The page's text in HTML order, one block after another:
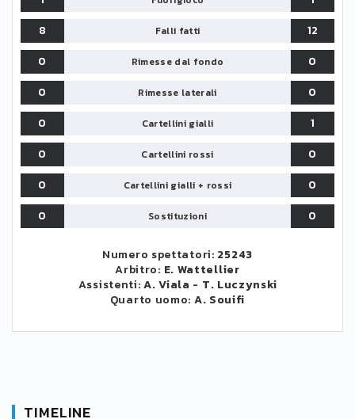
8
Falli fatti
12
0
Rimesse dal fondo
0
0
Rimesse laterali
0
0
Cartellini gialli
1
0
Cartellini rossi
0
0
Cartellini gialli + rossi
0
0
Sostituzioni 0
Numero spettatori: 25243
Arbitro: E. Wattellier
Assistenti:A. Viala - T. Luczynski
Quarto uomo: A. Souifi
TIMELINE